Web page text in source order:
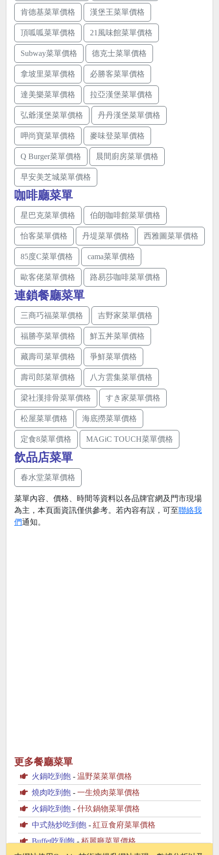
肯德基菜單價格 漢堡王菜單價格
頂呱呱菜單價格 21風味館菜單價格
Subway菜單價格 德克士菜單價格
拿坡里菜單價格 必勝客菜單價格
達美樂菜單價格 拉亞漢堡菜單價格
弘爺漢堡菜單價格 丹丹漢堡菜單價格
呷尚寶菜單價格 麥味登菜單價格
Q Burger菜單價格 晨間廚房菜單價格
早安美芝城菜單價格
咖啡廳菜單
星巴克菜單價格 伯朗咖啡館菜單價格
怡客菜單價格 丹堤菜單價格 西雅圖菜單價格
85度C菜單價格 cama菜單價格
歐客佬菜單價格 路易莎咖啡菜單價格
連鎖餐廳菜單
三商巧福菜單價格 吉野家菜單價格
福勝亭菜單價格 鮮五丼菜單價格
藏壽司菜單價格 爭鮮菜單價格
壽司郎菜單價格 八方雲集菜單價格
梁社漢排骨菜單價格 すき家菜單價格
松屋菜單價格 海底撈菜單價格
定食8菜單價格 MAGiC TOUCH菜單價格
飲品店菜單
春水堂菜單價格
菜單內容、價格、時間等資料以各品牌官網及門市現場
為主，本頁面資訊僅供參考。若內容有誤，可至聯絡我
們通知。
更多餐廳菜單
火鍋吃到飽 - 温野菜菜單價格
燒肉吃到飽 - 一生燒肉菜單價格
火鍋吃到飽 - 什玖鍋物菜單價格
中式熱炒吃到飽 - 紅豆食府菜單價格
Buffet吃到飽-栢麗廳菜單價格